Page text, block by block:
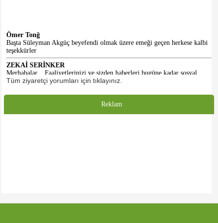
Ömer Tonğ
Başta Süleyman Akgüç beyefendi olmak üzere emeği geçen herkese kalbi
teşekkürler
ZEKAİ SERİNKER
Merhabalar... Faaliyetlerinizi ve sizden haberleri bugüne kadar sosyal
medyadan takip ediyorduk. Gelecekte ki doğal üyeniz olarak, tüm
emeklilerimize sağlık ve afiyet diliyorum. Selamlar...
Tüm ziyaretçi yorumları için tıklayınız.
Reklam